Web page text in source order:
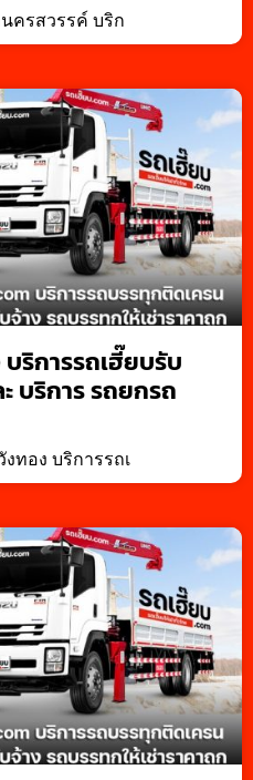
นครสวรรค์ บริก
ริการรถเฮี๊ยบรับ
บริการ รถยกรถ
ทอง บริการรถเ